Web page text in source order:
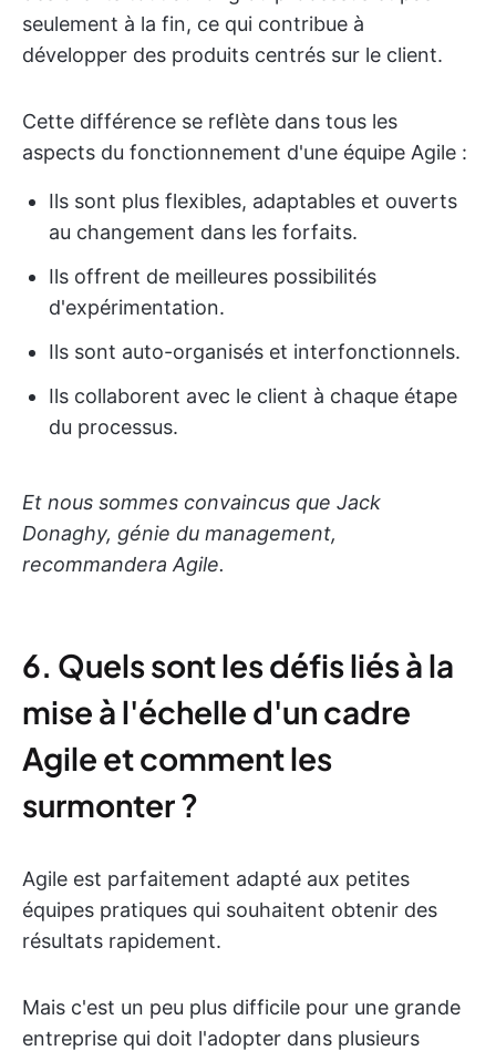
seulement à la fin, ce qui contribue à
développer des produits centrés sur le client.
Cette différence se reflète dans tous les
aspects du fonctionnement d'une équipe Agile :
Ils sont plus flexibles, adaptables et ouverts
au changement dans les forfaits.
Ils offrent de meilleures possibilités
d'expérimentation.
Ils sont auto-organisés et interfonctionnels.
Ils collaborent avec le client à chaque étape
du processus.
Et nous sommes convaincus que Jack
Donaghy, génie du management,
recommandera Agile.
6. Quels sont les défis liés à la
mise à l'échelle d'un cadre
Agile et comment les
surmonter ?
Agile est parfaitement adapté aux petites
équipes pratiques qui souhaitent obtenir des
résultats rapidement.
Mais c'est un peu plus difficile pour une grande
entreprise qui doit l'adopter dans plusieurs